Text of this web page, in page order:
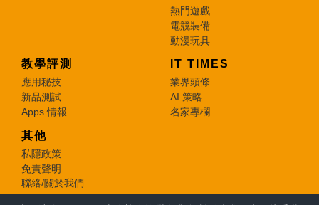
熱門遊戲
電競裝備
動漫玩具
教學評測
應用秘技
新品測試
Apps 情報
IT TIMES
業界頭條
AI 策略
名家專欄
其他
私隱政策
免責聲明
聯絡/關於我們